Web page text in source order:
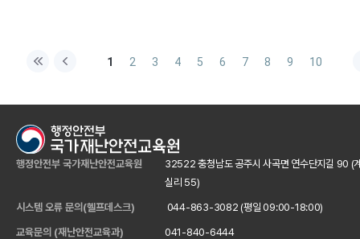
1 2 3 4 5 6 7 8 9 10
행정안전부 국가재난안전교육원
32522 충청남도 공주시 사곡면 연수단지길 90 (
실리 55)
시스템 오류 문의(헬프데스크) 044-863-3082 (평일 09:00-18:00)
교육문의 (재난안전교육과) 041-840-6444